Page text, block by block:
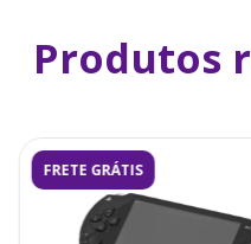
Produtos
FRETE GRÁTIS